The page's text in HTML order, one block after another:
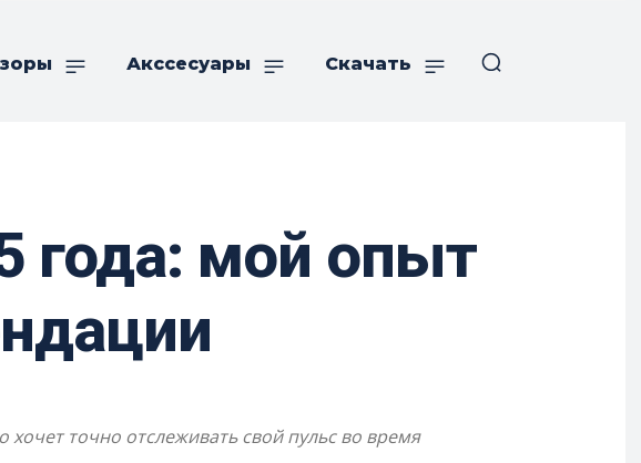
Акссесуары Скачать
года: мой опыт
точно отслеживать свой пульс во время